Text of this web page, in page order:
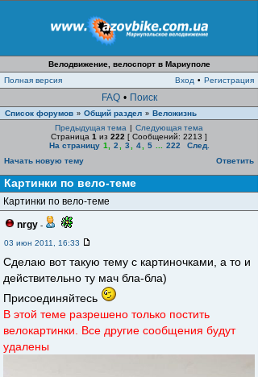
Велодвижение, велоспорт в Мариуполе
Полная версия
Вход • Регистрация
FAQ • Поиск
Список форумов » Общий раздел » Веложизнь
Предыдущая тема | Следующая тема
Страница 1 из 222 [ Сообщений: 2213 ]
На страницу 1 2 3 4 5 222
След.
Начать новую тему
Ответить
Картинки по вело-теме
Картинки по вело-теме
nrgy -
03 июн 2011, 16:33
Сделаю вот такую тему с картиночками, а то и
действительно ту мач бла-бла)
Присоединяйтесь
В этой теме разрешено только постить
велокартинки. Все другие сообщения будут
удалены